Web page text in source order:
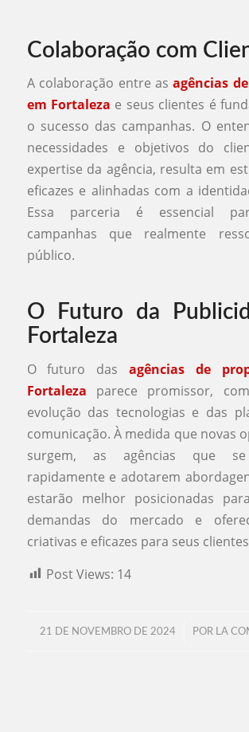
Colaboração com
A colaboração entre asagências
em Fortaleza e seus clientes é
o sucesso das campanhas. O
necessidades e objetivos do
expertise da agência, resulta em
eficazes e alinhadas com a
Essa parceria é essencial
campanhas que realmente
público.
O Futuro da
Fortaleza
O futuro das agências de
Fortaleza parece promissor,
evolução das tecnologias e das
comunicação. À medida que novas
surgem, as agências que se
rapidamente e adotarem
estarão melhor posicionadas
demandas do mercado e
criativas e eficazes para seus
Post Views: 14
21 DE NOVEMBRO DE 2024
/ POR LA